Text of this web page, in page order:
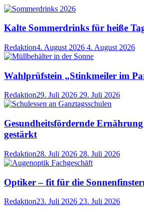
Kalte Sommerdrinks für heiße
Redaktion4. August 2026 4. August 2026
Wahlprüfstein „Stinkmeiler im
Redaktion29. Juli 2026 29. Juli 2026
Gesundheitsfördernde
gestärkt
Redaktion28. Juli 2026 28. Juli 2026
Optiker – fit für die
Redaktion23. Juli 2026 23. Juli 2026